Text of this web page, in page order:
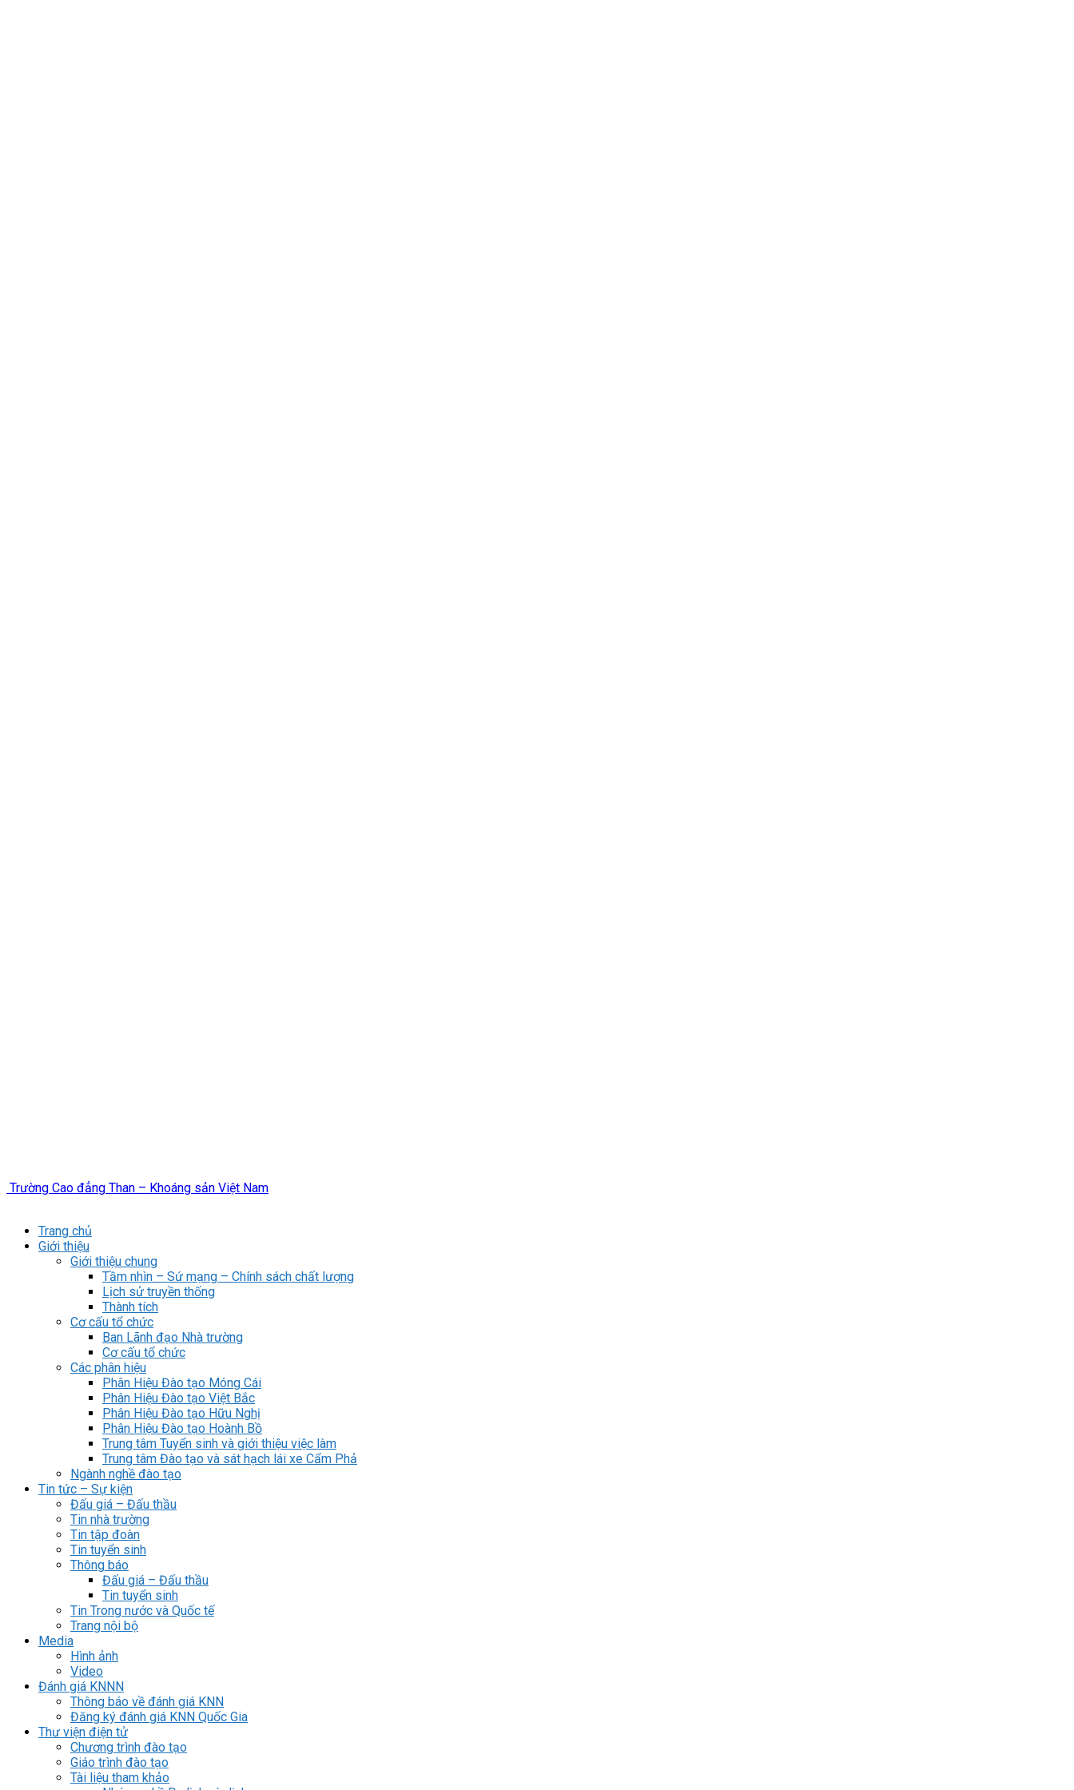
Trường Cao đẳng Than – Khoáng sản Việt Nam
Trang chủ
Giới thiệu
Giới thiệu chung
Tầm nhìn – Sứ mạng – Chính sách chất lượng
Lịch sử truyền thống
Thành tích
Cơ cấu tổ chức
Ban Lãnh đạo Nhà trường
Cơ cấu tổ chức
Các phân hiệu
Phân Hiệu Đào tạo Móng Cái
Phân Hiệu Đào tạo Việt Bắc
Phân Hiệu Đào tạo Hữu Nghị
Phân Hiệu Đào tạo Hoành Bồ
Trung tâm Tuyển sinh và giới thiệu việc làm
Trung tâm Đào tạo và sát hạch lái xe Cẩm Phả
Ngành nghề đào tạo
Tin tức – Sự kiện
Đấu giá – Đấu thầu
Tin nhà trường
Tin tập đoàn
Tin tuyển sinh
Thông báo
Đấu giá – Đấu thầu
Tin tuyển sinh
Tin Trong nước và Quốc tế
Trang nội bộ
Media
Hình ảnh
Video
Đánh giá KNNN
Thông báo về đánh giá KNN
Đăng ký đánh giá KNN Quốc Gia
Thư viện điện tử
Chương trình đào tạo
Giáo trình đào tạo
Tài liệu tham khảo